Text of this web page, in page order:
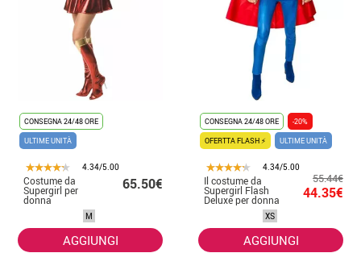
CONSEGNA 24/48 ORE
ULTIME UNITÀ
4.34/5.00
Costume da
Supergirl per
donna
65.50€
M
AGGIUNGI
CONSEGNA 24/48 ORE
-20%
OFERTTA FLASH ⚡
ULTIME UNITÀ
4.34/5.00
Il costume da
Supergirl Flash
Deluxe per donna
55.44€
44.35€
XS
AGGIUNGI